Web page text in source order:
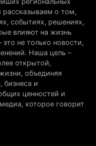
экологичного
проект
190
эвакуировали в
камнепада
162
год после
о том,
событиях, решениях,
влияют на жизнь
не только новости,
Наша цель –
открытой,
объединяя
бизнеса и
ценностей и
которое говорит